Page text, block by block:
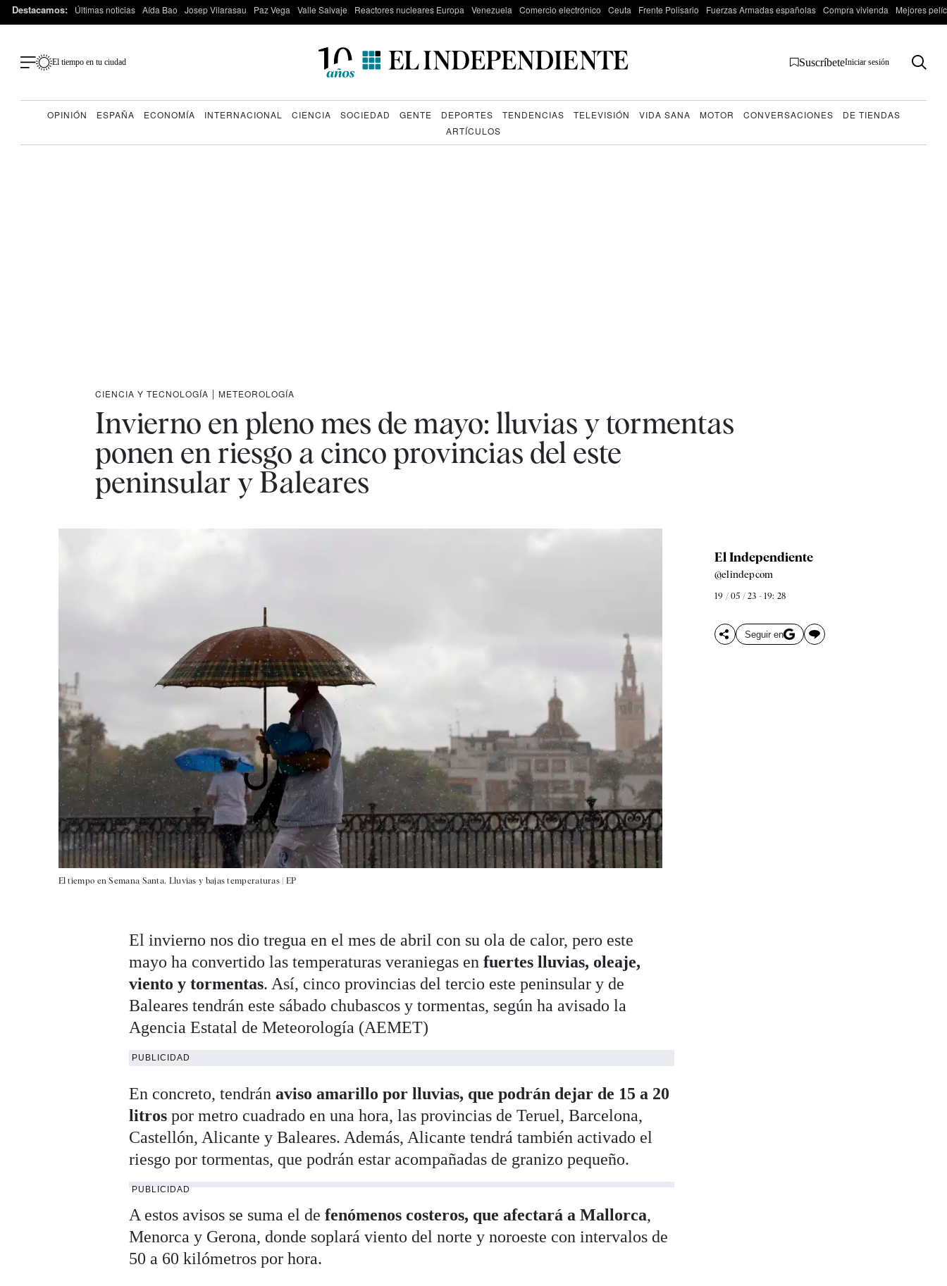
Destacamos: Últimas noticias Aída Bao Josep Vilarasau Paz Vega Valle Salvaje Reactores nucleares Europa Venezuela Comercio electrónico Ceuta Frente Polisario Fuerzas Armadas españolas Compra vivienda Mejores
El tiempo en tu ciudad SuscríbeteIniciar sesión
OPINIÓN ESPAÑA ECONOMÍA INTERNACIONAL CIENCIA SOCIEDAD GENTE DEPORTES TENDENCIAS TELEVISIÓN VIDA SANA MOTOR CONVERSACIONES
DE TIENDAS
ARTÍCULOS
CIENCIA Y TECNOLOGÍA | METEOROLOGÍA
Invierno en pleno mes de mayo: lluvias y tormentas
ponen en riesgo a cinco provincias del este
peninsular y Baleares
El tiempo en Semana Santa. Lluvias y bajas temperaturas | EP
El Independiente
@elindepcom
19 / 05 / 23 - 19: 28
Seguir en
El invierno nos dio tregua en el mes de abril con su ola de calor, pero este
mayo ha convertido las temperaturas veraniegas enfuertes lluvias, oleaje,
viento y tormentas. Así, cinco provincias del tercio este peninsular y de
Baleares tendrán este sábado chubascos y tormentas, según ha avisado la
Agencia Estatal de Meteorología (AEMET)
PUBLICIDAD
En concreto, tendránaviso amarillo por lluvias, que podrán dejar de 15 a 20
litrospor metro cuadrado en una hora, las provincias de Teruel, Barcelona,
Castellón, Alicante y Baleares. Además, Alicante tendrá también activado el
riesgo por tormentas, que podrán estar acompañadas de granizo pequeño.
PUBLICIDAD
A estos avisos se suma el de fenómenos costeros, que afectará a Mallorca,
Menorca y Gerona, donde soplará viento del norte y noroeste con intervalos de
50 a 60 kilómetros por hora.